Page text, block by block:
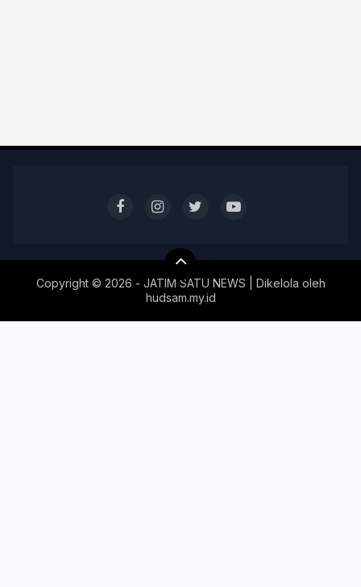
Copyright © 2026 - JATIM SATU NEWS | Dikelola oleh
hudsam.my.id